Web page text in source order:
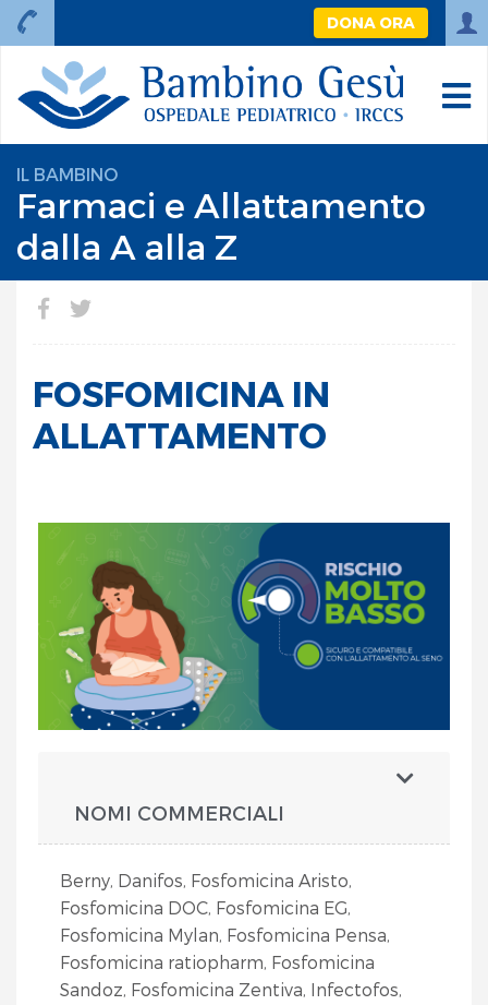
DONA ORA
IL BAMBINO
Farmaci e Allattamento
dalla A alla Z
FOSFOMICINA IN
ALLATTAMENTO
NOMI COMMERCIALI
Berny, Danifos, Fosfomicina Aristo,
Fosfomicina DOC, Fosfomicina EG,
Fosfomicina Mylan, Fosfomicina Pensa,
Fosfomicina ratiopharm, Fosfomicina
Sandoz, Fosfomicina Zentiva, Infectofos,